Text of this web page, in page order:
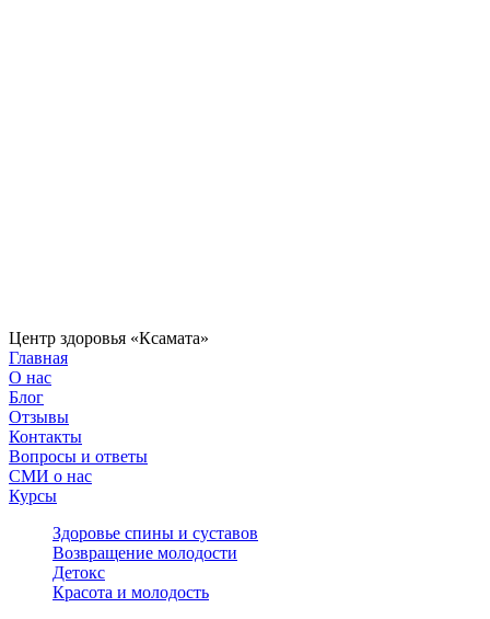
Центр здоровья «Ксамата»
Главная
О нас
Блог
Отзывы
Контакты
Вопросы и ответы
СМИ о нас
Курсы
Здоровье спины и суставов
Возвращение молодости
Детокс
Красота и молодость